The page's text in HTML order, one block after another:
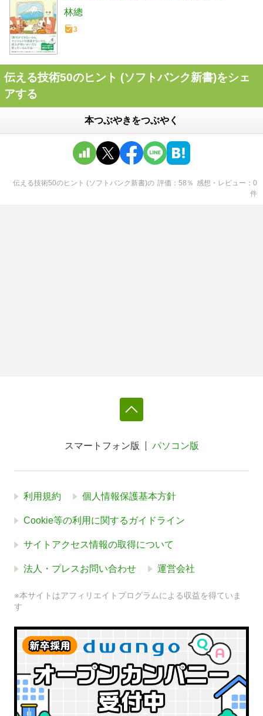
林總
3
伝える技術50のヒント (ソフトバンク新書)をシェ
アする
本つぶやきをつぶやく
伝える技術50のヒント (ソフトバンク新書)の 評価 58 ％ 感想・レビュー
0
件
スマートフォン版 パソコン版
利用規約 個人情報保護基本方針
Cookie等の利用に関するガイドライン
サイトアクセス情報の取得について
法人・プレスお問い合わせ 運営会社
※本サイトはアフィリエイトプログラムによる収益を得ていま
す